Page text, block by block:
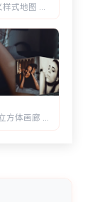
滚动翻转 3D 立方体画廊 — 六面切换背景同步变化，CSS 3D 实现